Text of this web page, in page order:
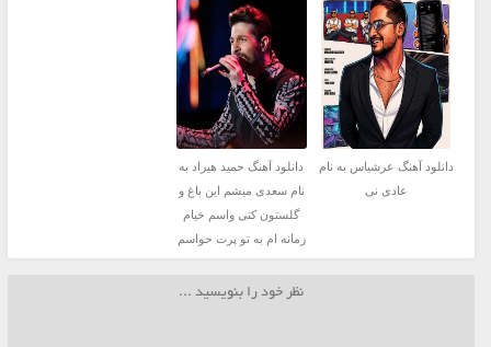
دانلود آهنگ عرشیاس به نام
عادی نی
دانلود آهنگ حمید هیراد به
نام سعدی میشم این باغ و
گلستون کنی واسم خیام
زمانه ام به تو پرت حواسم